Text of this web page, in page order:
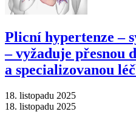
Plicní hypertenze –⁠
–⁠ vyžaduje přesnou
a specializovanou
18. listopadu 2025
18. listopadu 2025